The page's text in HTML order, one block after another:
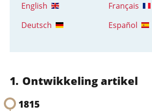
English
Français
Deutsch
Español
Ontwikkeling artikel
1815